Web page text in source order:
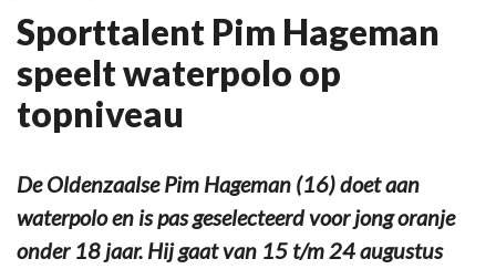
Sporttalent Pim Hageman
speelt waterpolo op
topniveau
De Oldenzaalse Pim Hageman (16) doet aan
waterpolo en is pas geselecteerd voor jong oranje
onder 18 jaar. Hij gaat van 15 t/m 24 augustus